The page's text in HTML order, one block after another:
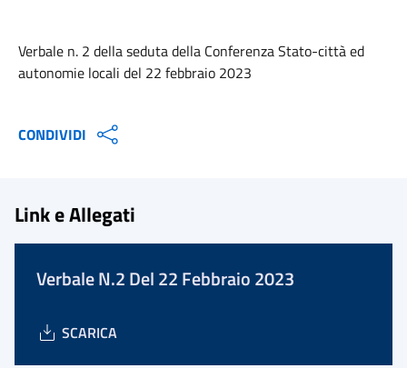
Verbale n. 2 della seduta della Conferenza Stato-città ed
autonomie locali del 22 febbraio 2023
CONDIVIDI
Link e Allegati
Verbale N.2 Del 22 Febbraio 2023
SCARICA